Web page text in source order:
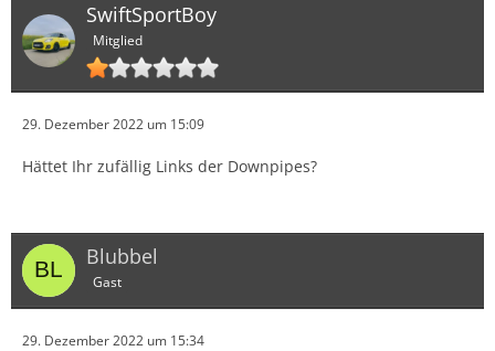
SwiftSportBoy
Mitglied
29. Dezember 2022 um 15:09
Hättet Ihr zufällig Links der Downpipes?
Blubbel
Gast
29. Dezember 2022 um 15:34